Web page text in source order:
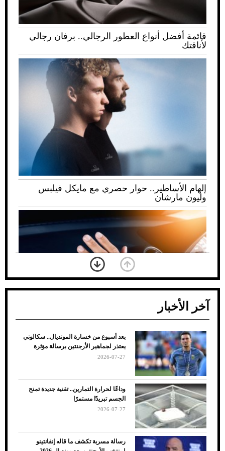
قائمة أفضل أنواع العطور الرجالي.. برفان رجالي
لأناقتك
إلهام الأساطير.. حوار حصري مع مايكل فيلبس
وليون مارشان
ضعف تبريد مكيف السيارة عند الوقوف.. أشهر
الأسباب والحلول
آخر الأخبار
بعد أسبوع من خسارة المونديال.. سكالوني
يعتذر لجماهير الأرجنتين برسالة مؤثرة
2026-07-27
وداعًا لحرارة التمارين.. تقنية جديدة تمنح
الجسم تبريدًا مستمرًا
2026-07-27
رسالة مسربة تكشف ما قاله إنفانتينو